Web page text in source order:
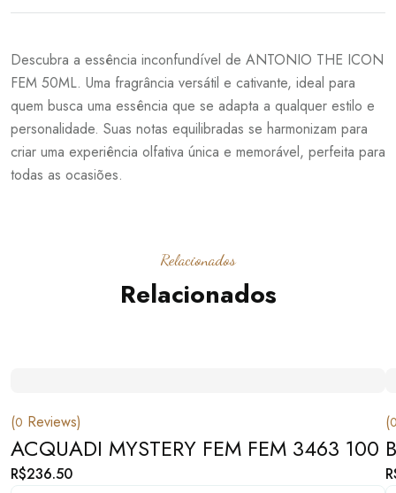
Descubra a essência inconfundível de ANTONIO THE ICON
FEM 50ML. Uma fragrância versátil e cativante, ideal para
quem busca uma essência que se adapta a qualquer estilo e
personalidade. Suas notas equilibradas se harmonizam para
criar uma experiência olfativa única e memorável, perfeita para
todas as ocasiões.
Relacionados
Relacionados
(0 Reviews)
ACQUADI MYSTERY FEM FEM 3463 100
R$236.50
(